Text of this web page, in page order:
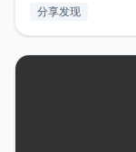
用，让管理更高
分享发现